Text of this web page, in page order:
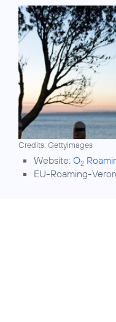
Credits: Gettyimages
Website: O2
EU-Roaming-